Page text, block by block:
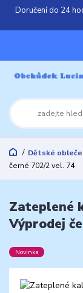
Doručení do 24
Dětské
černé 702/2 vel. 74
Zateplené
Výprodej
Novinka